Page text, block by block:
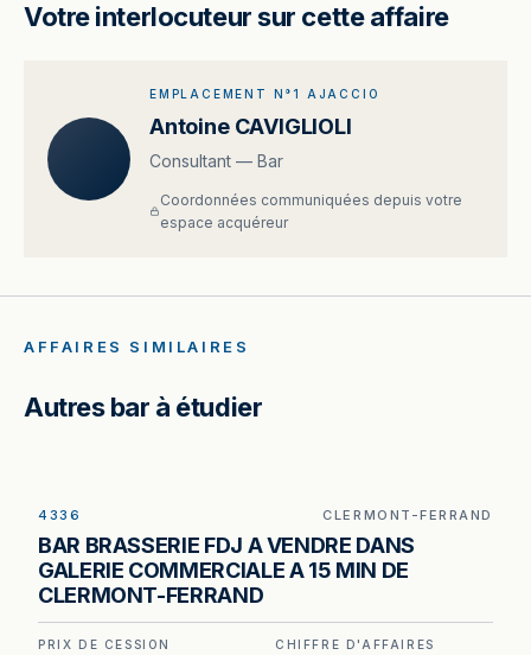
Votre interlocuteur sur cette affaire
EMPLACEMENT N°1 AJACCIO
Antoine CAVIGLIOLI
Consultant — Bar
Coordonnées communiquées depuis votre
espace acquéreur
AFFAIRES SIMILAIRES
Autres bar à étudier
en galerie commerciale — restaurant à vendre à
Clermont-Ferrand.
4336 CLERMONT-FERRAND
BAR BRASSERIE FDJ A VENDRE DANS
GALERIE COMMERCIALE A 15 MIN DE
CLERMONT-FERRAND
PRIX DE CESSION CHIFFRE D'AFFAIRES